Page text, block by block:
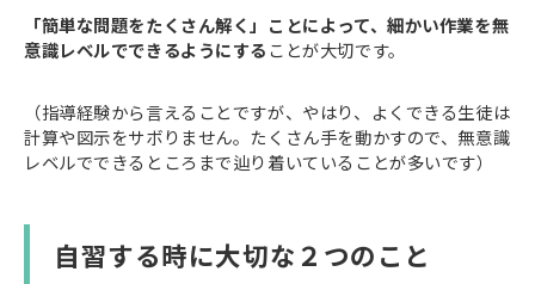
「簡単な問題をたくさん解く」ことによって、細かい作業を無
意識レベルでできるようにすることが大切です。
（指導経験から言えることですが、やはり、よくできる生徒は
計算や図示をサボりません。たくさん手を動かすので、無意識
レベルでできるところまで辿り着いていることが多いです）
自習する時に大切な２つのこと